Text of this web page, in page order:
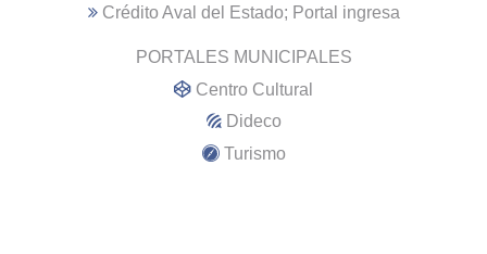
Crédito Aval del Estado; Portal ingresa
PORTALES MUNICIPALES
Centro Cultural
Dideco
Turismo